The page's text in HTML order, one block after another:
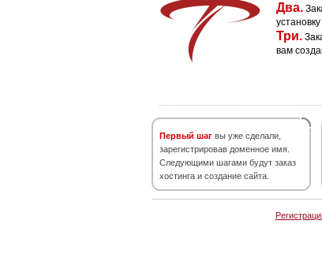
Два.
Три.
вам
Первый шаг вы уже сделали,
зарегистрировав доменное имя.
Следующими шагами будут заказ
хостинга и создание сайта.